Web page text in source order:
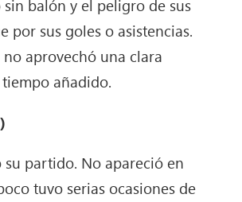
balón y el peligro de sus
por sus goles o asistencias.
no aprovechó una clara
añadido.
su partido. No apareció en
tuvo serias ocasiones de